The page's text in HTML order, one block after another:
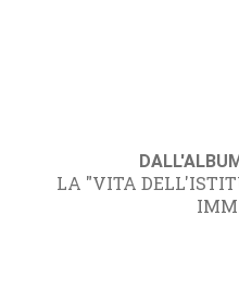
LA "VITA